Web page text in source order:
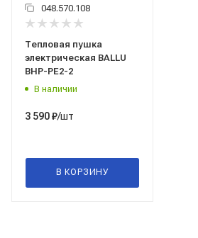
048.570.108
Тепловая пушка
электрическая BALLU
BHP-РE2-2
В наличии
3 590₽/шт
В КОРЗИНУ